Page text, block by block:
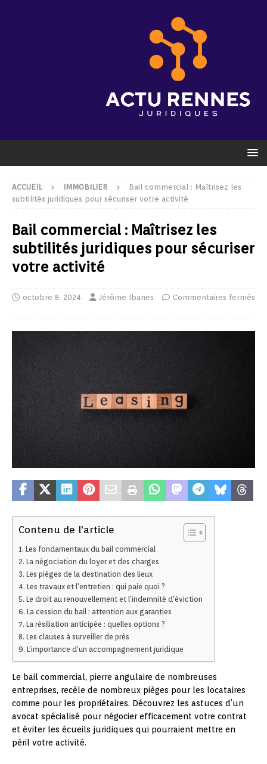
ACCUEIL IMMOBILIER
Bail commercial : Maîtrisez les
subtilités juridiques pour sécuriser votre activité
Bail commercial : Maîtrisez les
subtilités juridiques pour sécuriser
votre activité
octobre 8, 2024 Jérôme Ibanes Commentaires fermés
Contenu de l'article
Les fondamentaux du bail commercial
La négociation du loyer et des charges
Les pièges de la destination des lieux
Les travaux et l’entretien : qui paie quoi ?
Le droit au renouvellement et l’indemnité d’éviction
La cession du bail : attention aux garanties
La résiliation anticipée : quelles options ?
Les clauses à surveiller de près
L’importance d’un accompagnement juridique
Le bail commercial, pierre angulaire de nombreuses
entreprises, recèle de nombreux pièges pour les locataires
comme pour les propriétaires. Découvrez les astuces d’un
avocat spécialisé pour négocier efficacement votre contrat
et éviter les écueils juridiques qui pourraient mettre en
péril votre activité.